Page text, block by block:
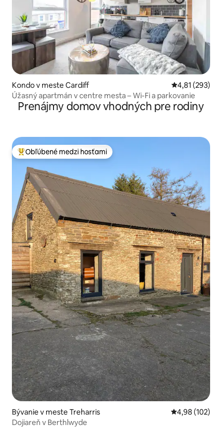
Kondo v meste Cardiff Priemerné
4,81 (293)
Úžasný apartmán v centre mesta – Wi-Fi a parkovanie
Prenájmy domov vhodných pre rodiny
Najobľúbenejšie medzi hosťami
Obľúbené medzi hosťami
Bývanie v meste Treharris Priemerné
4,98 (102)
Dojiareň v Berthlwyde